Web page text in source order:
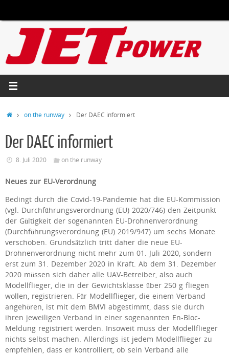
springen
Starton the runway Der DAEC informiert
Der DAEC informiert
8. Juli 2020 on the runway
Neues zur EU-Verordnung
Bedingt durch die Covid-19-Pandemie hat die EU-Kommission
(vgl. Durchführungsverordnung (EU) 2020/746) den Zeitpunkt
der Gültigkeit der sogenannten EU-Drohnenverordnung
(Durchführungsverordnung (EU) 2019/947) um sechs Monate
verschoben. Grundsätzlich tritt daher die neue EU-
Drohnenverordnung nicht mehr zum 01. Juli 2020, sondern
erst zum 31. Dezember 2020 in Kraft. Ab dem 31. Dezember
2020 müssen sich daher alle UAV-Betreiber, also auch
Modellflieger, die in der Gewichtsklasse über 250 g fliegen
wollen, registrieren. Für Modellflieger, die einem Verband
angehören, ist mit dem BMVI abgestimmt, dass sie durch
ihren jeweiligen Verband in einer sogenannten En-Bloc-
Meldung registriert werden. Insoweit muss der Modellflieger
nichts selbst machen. Allerdings ist jedem Modellflieger zu
empfehlen, dass er kontrolliert, ob sein Verband alle